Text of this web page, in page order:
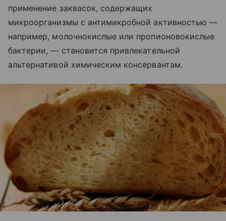
применение заквасок, содержащих
микроорганизмы с антимикробной активностью —
например, молочнокислые или пропионовокислые
бактерии, — становится привлекательной
альтернативой химическим консервантам.